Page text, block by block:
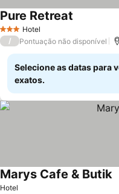
3 EstrelasHotel
Pure Retreat
/ Pontuação não disponível
Selecione as datas para
exatos.
Hotel
Marys Cafe & Butik